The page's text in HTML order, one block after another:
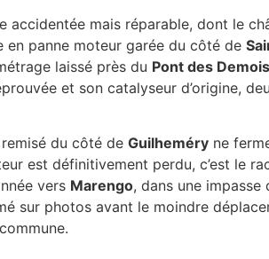
mais réparable, dont le
en panne moteur garée du côté de
laissé près du Pont des
et son catalyseur d’origine,
du côté de Guilheméry ne
est définitivement perdu, c’est le
vers Marengo, dans une impasse
sur photos avant le moindre